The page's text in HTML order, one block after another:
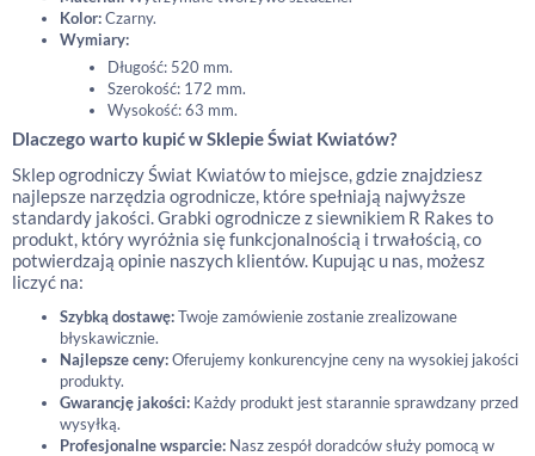
Kolor:Czarny.
Wymiary:
Długość: 520 mm.
Szerokość: 172 mm.
Wysokość: 63 mm.
Dlaczego warto kupić w Sklepie Świat Kwiatów?
Sklep ogrodniczy Świat Kwiatów to miejsce, gdzie znajdziesz
najlepsze narzędzia ogrodnicze, które spełniają najwyższe
standardy jakości. Grabki ogrodnicze z siewnikiem R Rakes to
produkt, który wyróżnia się funkcjonalnością i trwałością, co
potwierdzają opinie naszych klientów. Kupując u nas, możesz
liczyć na:
Szybką dostawę:Twoje zamówienie zostanie zrealizowane
błyskawicznie.
Najlepsze ceny:Oferujemy konkurencyjne ceny na wysokiej jakości
produkty.
Gwarancję jakości: Każdy produkt jest starannie sprawdzany przed
wysyłką.
Profesjonalne wsparcie: Nasz zespół doradców służy pomocą w